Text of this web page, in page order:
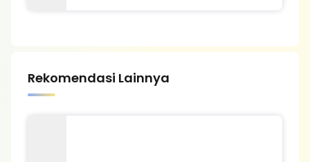
Rekomendasi Lainnya